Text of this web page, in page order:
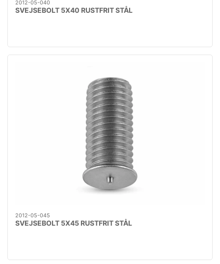
2012-05-040
SVEJSEBOLT 5X40 RUSTFRIT STÅL
2012-05-045
SVEJSEBOLT 5X45 RUSTFRIT STÅL